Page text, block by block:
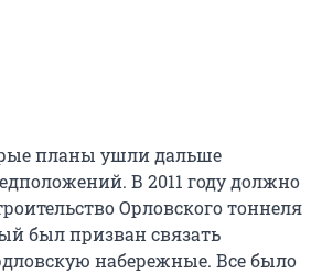
планы ушли дальше
В 2011 году должно
Орловского тоннеля
был призван связать
набережные. Все было